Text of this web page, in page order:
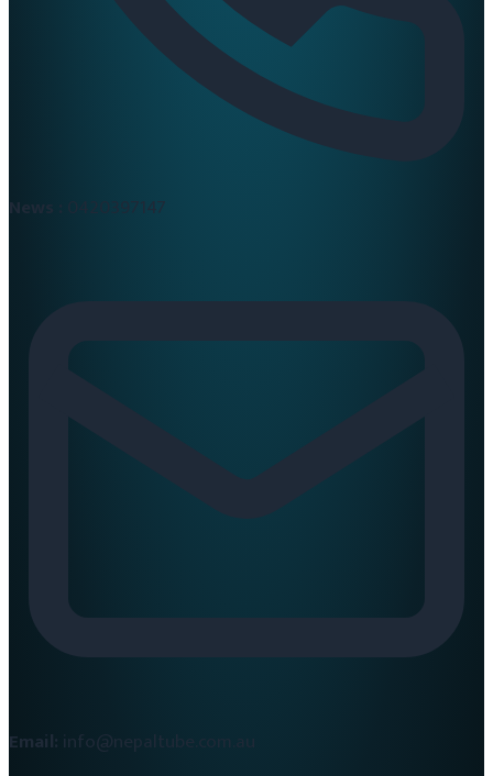
Email: